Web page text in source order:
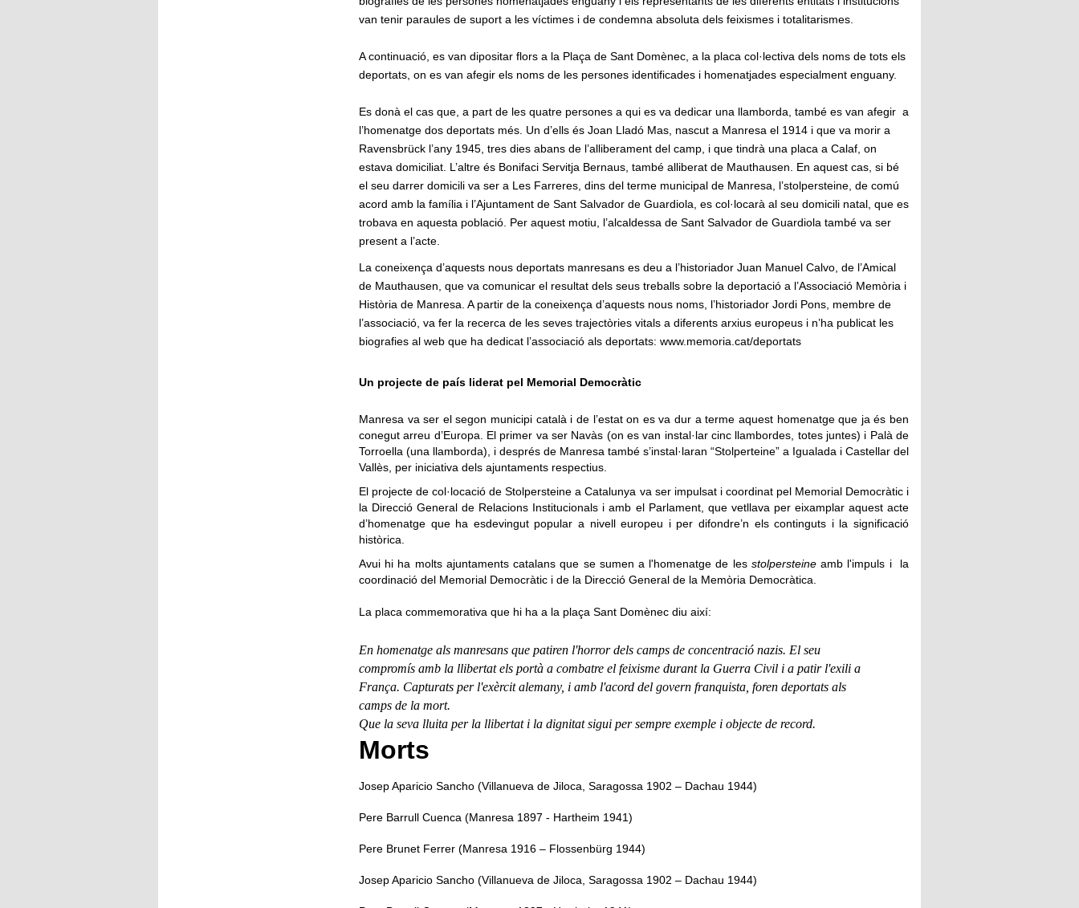
van tenir paraules de suport a les víctimes i de condemna absoluta dels feixismes i totalitarismes.
A continuació, es van dipositar flors a la Plaça de Sant Domènec, a la placa col·lectiva dels noms de tots els
deportats, on es van afegir els noms de les persones identificades i homenatjades especialment enguany.
Es donà el cas que, a part de les quatre persones a qui es va dedicar una llamborda, també es van afegir a
l’homenatge dos deportats més. Un d’ells és Joan Lladó Mas, nascut a Manresa el 1914 i que va morir a
Ravensbrück l’any 1945, tres dies abans de l’alliberament del camp, i que tindrà una placa a Calaf, on
estava domiciliat. L’altre és Bonifaci Servitja Bernaus, també alliberat de Mauthausen. En aquest cas, si bé
el seu darrer domicili va ser a Les Farreres, dins del terme municipal de Manresa, l’stolpersteine, de comú
acord amb la família i l’Ajuntament de Sant Salvador de Guardiola, es col·locarà al seu domicili natal, que es
trobava en aquesta població. Per aquest motiu, l’alcaldessa de Sant Salvador de Guardiola també va ser
present a l’acte.
La coneixença d’aquests nous deportats manresans es deu a l’historiador Juan Manuel Calvo, de l’Amical
de Mauthausen, que va comunicar el resultat dels seus treballs sobre la deportació a l’Associació Memòria i
Història de Manresa. A partir de la coneixença d’aquests nous noms, l’historiador Jordi Pons, membre de
l’associació, va fer la recerca de les seves trajectòries vitals a diferents arxius europeus i n’ha publicat les
biografies al web que ha dedicat l’associació als deportats: www.memoria.cat/deportats
Un projecte de país liderat pel Memorial Democràtic
Manresa va ser el segon municipi català i de l’estat on es va dur a terme aquest homenatge que ja és ben
conegut arreu d’Europa. El primer va ser Navàs (on es van instal·lar cinc llambordes, totes juntes) i Palà de
Torroella (una llamborda), i després de Manresa també s’instal·laran “Stolperteine” a Igualada i Castellar del
Vallès, per iniciativa dels ajuntaments respectius.
El projecte de col·locació de Stolpersteine a Catalunya va ser impulsat i coordinat pel Memorial Democràtic i
la Direcció General de Relacions Institucionals i amb el Parlament, que vetllava per eixamplar aquest acte
d’homenatge que ha esdevingut popular a nivell europeu i per difondre’n els continguts i la significació
històrica.
Avui hi ha molts ajuntaments catalans que se sumen a l'homenatge de les stolpersteineamb l'impuls i la
coordinació del Memorial Democràtic i de la Direcció General de la Memòria Democràtica.
La placa commemorativa que hi ha a la plaça Sant Domènec diu així:
En homenatge als manresans que patiren l'horror dels camps de concentració nazis. El seu
compromís amb la llibertat els portà a combatre el feixisme durant la Guerra Civil i a patir l'exili a
França. Capturats per l'exèrcit alemany, i amb l'acord del govern franquista, foren deportats als
camps de la mort.
Que la seva lluita per la llibertat i la dignitat sigui per sempre exemple i objecte de record.
Morts
Josep Aparicio Sancho (Villanueva de Jiloca, Saragossa 1902 – Dachau 1944)
Pere Barrull Cuenca (Manresa 1897 - Hartheim 1941)
Pere Brunet Ferrer (Manresa 1916 – Flossenbürg 1944)
Josep Aparicio Sancho (Villanueva de Jiloca, Saragossa 1902 – Dachau 1944)